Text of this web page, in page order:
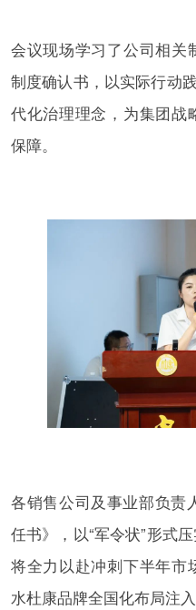
会议现场学习了公司相关
制度确认书，以实际行动
代化治理理念，为集团战
保障。
各销售公司及事业部负责
任书》，以“军令状”形式
将全力以赴冲刺下半年市
水杜康品牌全国化布局注